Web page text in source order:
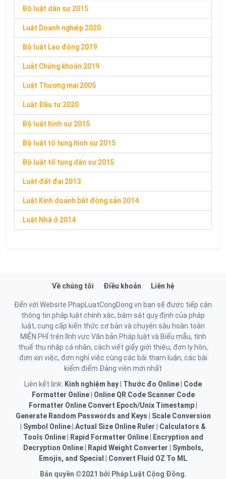
Bộ luật dân sự 2015
Luật Doanh nghiệp 2020
Bộ luật Lao động 2019
Luật Chứng khoán 2019
Luật Thương mại 2005
Luật Đầu tư 2020
Bộ luật hình sự 2015
Bộ luật tố tụng hình sự 2015
Bộ luật tố tụng dân sự 2015
Luật đất đai 2013
Luật Kinh doanh bất động sản 2014
Luật Nhà ở 2014
Về chúng tôi Điều khoản Liên hệ
Đến với Website PhapLuatCongDong.vn bạn sẽ được tiếp cận
thông tin pháp luật chính xác, bám sát quy định của pháp
luật, cung cấp kiến thức cơ bản và chuyên sâu hoàn toàn
MIỄN PHÍ trên lĩnh vực Văn bản Pháp luật và Biểu mẫu, tính
thuế thu nhập cá nhân, cách viết giấy giới thiệu, đơn ly hôn,
đơn xin việc, đơn nghỉ việc cùng các bài tham luận, các bài
kiểm điểm Đảng viên mới nhất
Liên kết link: Kinh nghiệm hay Thước đo Online
Code
Formatter Online| Online QR Code Scanner Code
Formatter Online Convert Epoch/Unix Timestamp
Generate Random Passwords and Keys
Scale Conversion
Symbol Online Actual Size Online Ruler
Calculators &
Tools Online| Rapid Formatter Online|
Encryption and
Decryption Online| Rapid Weight Converter
Symbols,
Emojis, and Special
Convert Fluid OZ To ML
Bản quyền ©2021 bởi Pháp Luật Cộng Đồng.